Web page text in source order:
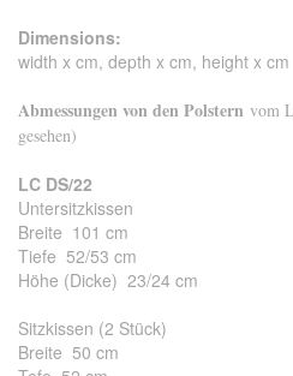
Dimensions:
width x cm, depth x cm, height x cm
Abmessungen von den Polstern vom
gesehen)
LC DS/22
Untersitzkissen
Breite 101 cm
Tiefe 52/53 cm
Höhe (Dicke) 23/24 cm
Sitzkissen (2 Stück)
Breite 50 cm